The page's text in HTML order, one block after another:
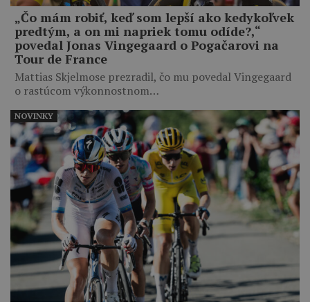
„Čo mám robiť, keď som lepší ako kedykoľvek
predtým, a on mi napriek tomu odíde?,“
povedal Jonas Vingegaard o Pogačarovi na
Tour de France
Mattias Skjelmose prezradil, čo mu povedal Vingegaard
o rastúcom výkonnostnom…
NOVINKY